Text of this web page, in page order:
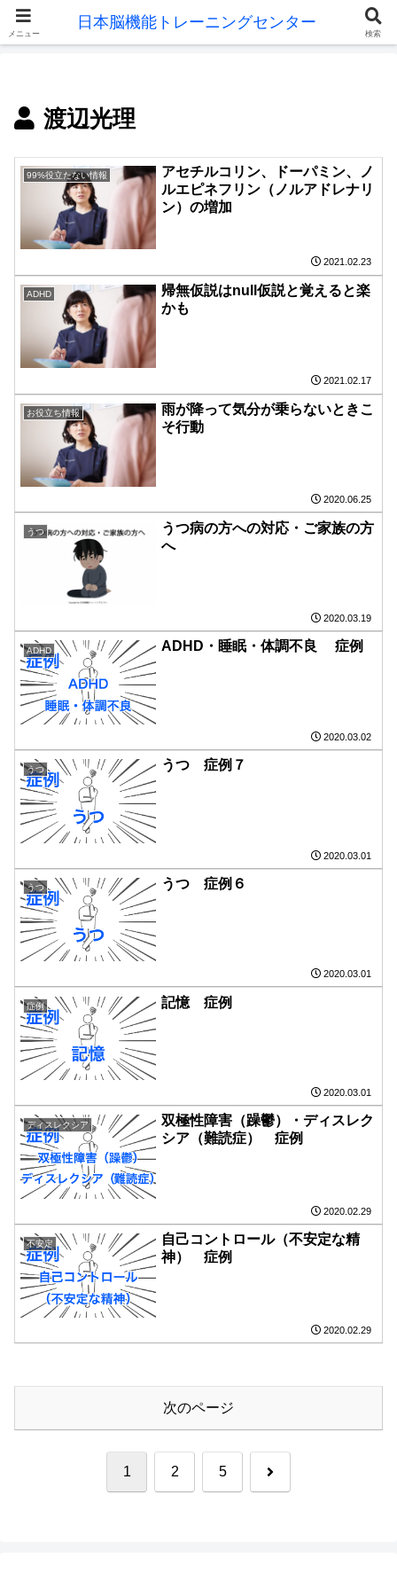
渡辺光理
99%役立たない情報
アセチルコリン、ドーパミン、ノ
ルエピネフリン（ノルアドレナリ
ン）の増加
2021.02.23
ADHD
帰無仮説はnull仮説と覚えると楽
かも
2021.02.17
お役立ち情報
雨が降って気分が乗らないときこ
そ行動
2020.06.25
うつ
うつ病の方への対応・ご家族の方
へ
2020.03.19
ADHD ADHD・睡眠・体調不良 症例
2020.03.02
うつ うつ 症例７
2020.03.01
うつ うつ 症例６
2020.03.01
症例 記憶 症例
2020.03.01
ディスレクシア
双極性障害（躁鬱）・ディスレク
シア（難読症） 症例
2020.02.29
不安定
自己コントロール（不安定な精
神） 症例
2020.02.29
次のページ
1 2 5 次
メニュー 検索